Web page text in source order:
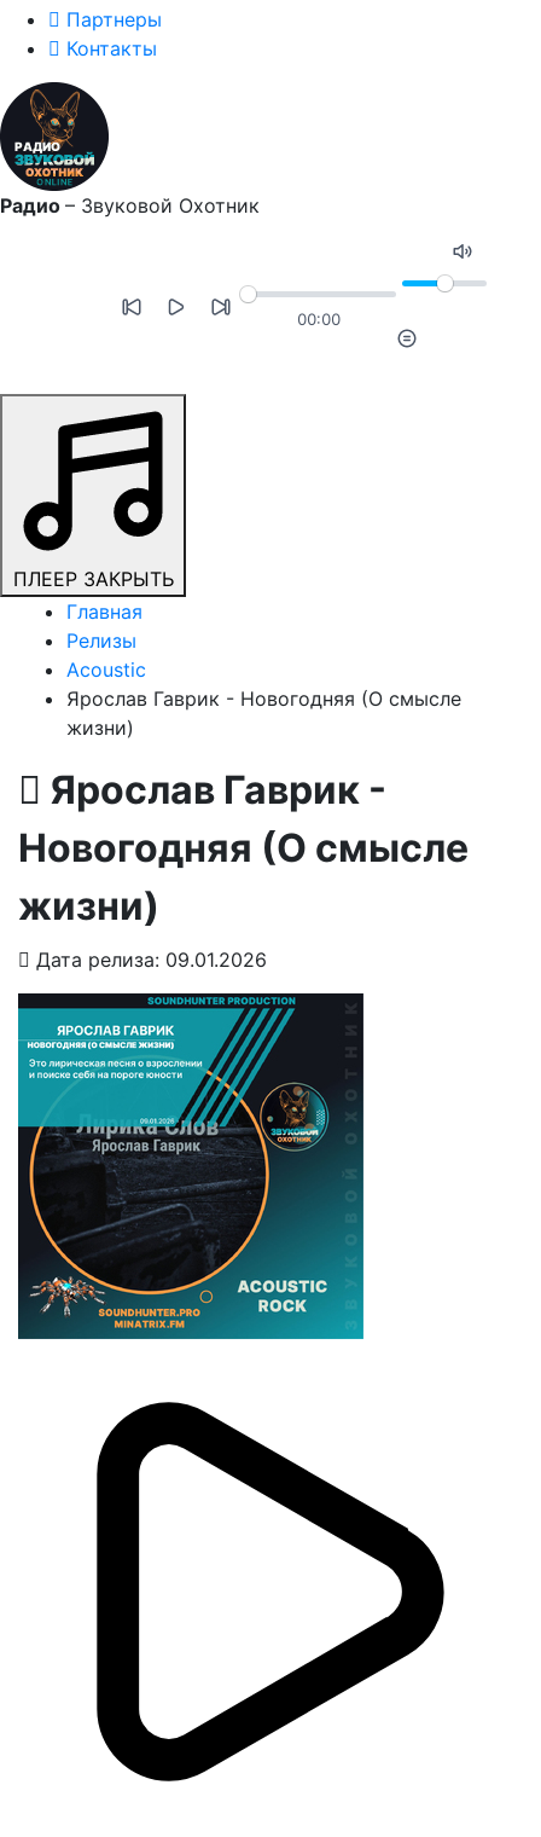
Партнеры
Контакты
Радио – Звуковой Охотник
00:00
ПЛЕЕР ЗАКРЫТЬ
Главная
Релизы
Acoustic
Ярослав Гаврик - Новогодняя (О смысле
жизни)
Ярослав Гаврик -
Новогодняя (О смысле
жизни)
Дата релиза: 09.01.2026